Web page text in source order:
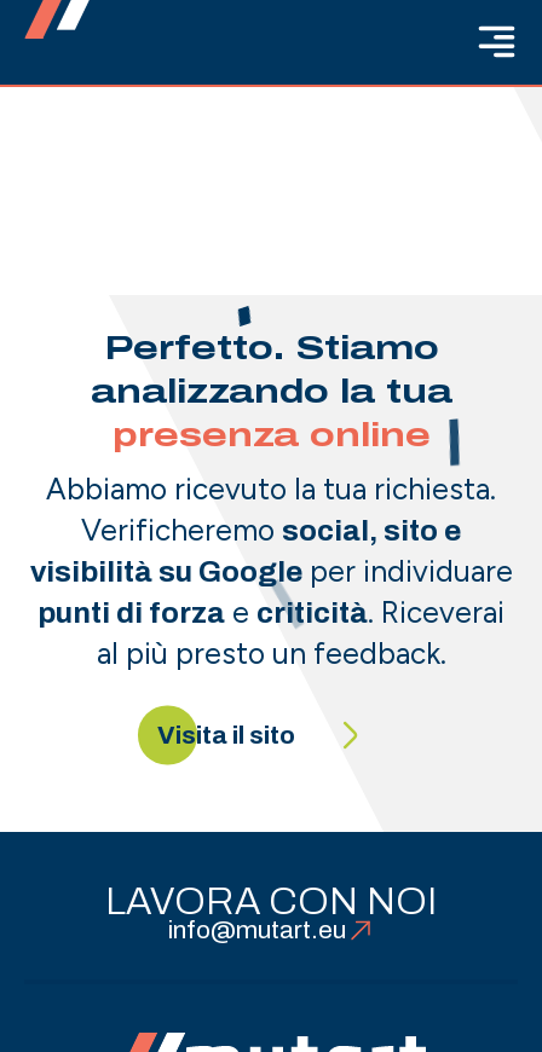
Perfetto. Stiamo
analizzando la tua
presenza online
Abbiamo ricevuto la tua richiesta.
Verificheremo social, sito e
visibilità su Googleper individuare
punti di forza e criticità. Riceverai
al più presto un feedback.
Visita il sito
LAVORA CON NOI
info@mutart.eu